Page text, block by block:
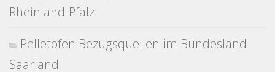
Rheinland-Pfalz
Pelletofen Bezugsquellen im Bundesland
Saarland